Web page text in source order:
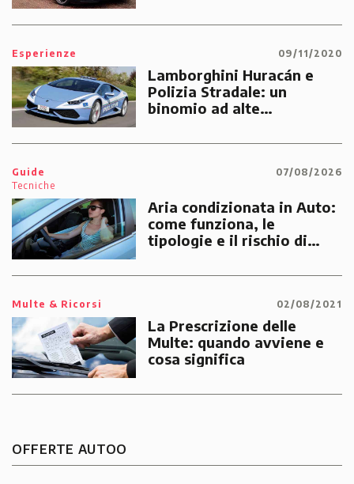
Esperienze 09/11/2020
Lamborghini Huracán e
Polizia Stradale: un
binomio ad alte
emergenze dei cittadini
Guide
Tecniche
07/08/2026
Aria condizionata in Auto:
come funziona, le
tipologie e il rischio di
Multe & Ricorsi 02/08/2021
La Prescrizione delle
Multe: quando avviene e
cosa significa
OFFERTE AUTOO